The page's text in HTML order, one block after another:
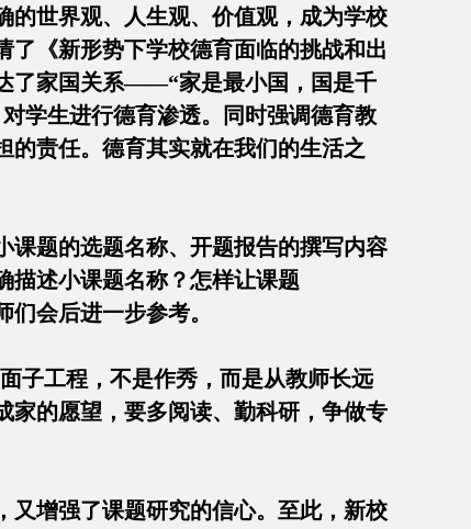
的世界观、人生观、价值观，成为学校
《新形势下学校德育面临的挑战和出
了家国关系——“家是最小国，国是千
学生进行德育渗透。同时强调德育教
的责任。德育其实就在我们的生活之
课题的选题名称、开题报告的撰写内容
述小课题名称？怎样让课题
会后进一步参考。
子工程，不是作秀，而是从教师长远
家的愿望，要多阅读、勤科研，争做专
又增强了课题研究的信心。至此，新校